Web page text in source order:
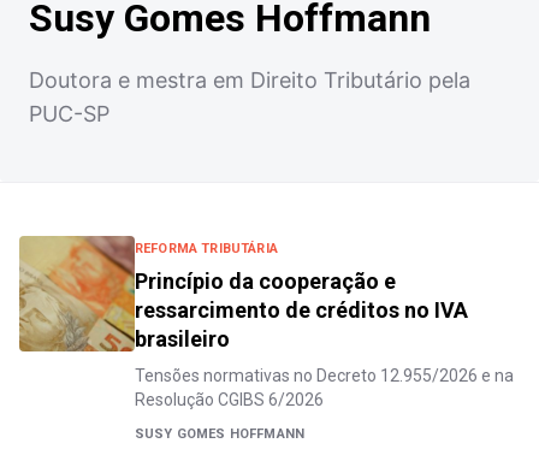
Susy Gomes Hoffmann
Doutora e mestra em Direito Tributário pela
PUC-SP
REFORMA TRIBUTÁRIA
Princípio da cooperação e
ressarcimento de créditos no IVA
brasileiro
Tensões normativas no Decreto 12.955/2026 e na
Resolução CGIBS 6/2026
SUSY GOMES HOFFMANN